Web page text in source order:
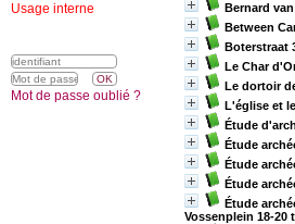
Bernard
Between
Boterstraat
Le Char
Le dortoir
L'église et
Étude
Étude
Étude
Étude
Étude
Vossenplein 18-20
Usage interne
Mot de passe oublié ?